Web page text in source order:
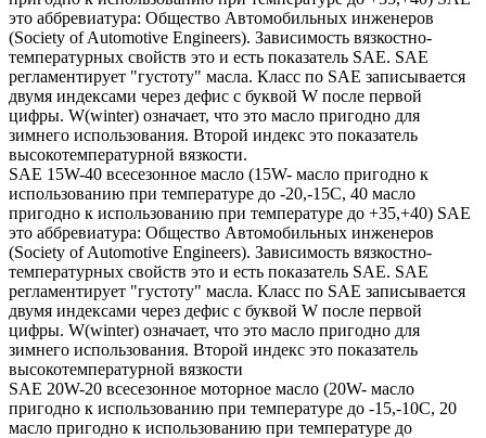
это аббревиатура: Общество Автомобильных инженеров
(Society of Automotive Engineers). Зависимость вязкостно-
температурных свойств это и есть показатель SAE. SAE
регламентирует "густоту" масла. Класс по SAE записывается
двумя индексами через дефис с буквой W после первой
цифры. W(winter) означает, что это масло пригодно для
зимнего использования. Второй индекс это показатель
высокотемпературной вязкости.
SAE 15W-40 всесезонное масло (15W- масло пригодно к
использованию при температуре до -20,-15С, 40 масло
пригодно к использованию при температуре до +35,+40) SAE
это аббревиатура: Общество Автомобильных инженеров
(Society of Automotive Engineers). Зависимость вязкостно-
температурных свойств это и есть показатель SAE. SAE
регламентирует "густоту" масла. Класс по SAE записывается
двумя индексами через дефис с буквой W после первой
цифры. W(winter) означает, что это масло пригодно для
зимнего использования. Второй индекс это показатель
высокотемпературной вязкости
SAE 20W-20 всесезонное моторное масло (20W- масло
пригодно к использованию при температуре до -15,-10С, 20
масло пригодно к использованию при температуре до